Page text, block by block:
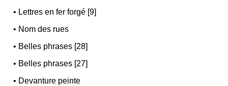
• Lettres en fer forgé [9]
• Nom des rues
• Belles phrases [28]
• Belles phrases [27]
• Devanture peinte